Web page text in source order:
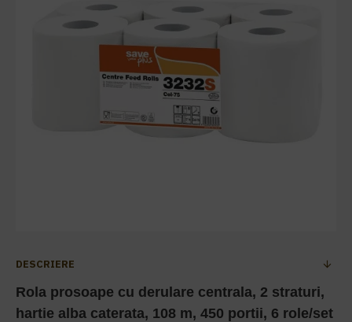
DESCRIERE
Rola prosoape cu derulare centrala, 2 straturi,
hartie alba caterata, 108 m, 450 portii, 6 role/set